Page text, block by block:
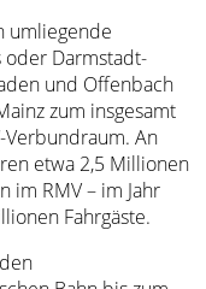
umliegende
oder Darm­stadt-
und Offenbach
zum insgesamt
An
etwa 2,5 Millionen
im RMV – im Jahr
Fahrgäste.